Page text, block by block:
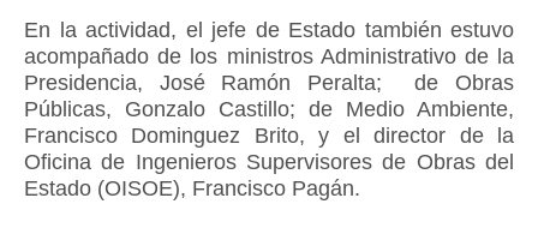
En la actividad, el jefe de Estado también estuvo
acompañado de los ministros Administrativo de la
Presidencia, José Ramón Peralta; de Obras
Públicas, Gonzalo Castillo; de Medio Ambiente,
Francisco Dominguez Brito, y el director de la
Oficina de Ingenieros Supervisores de Obras del
Estado (OISOE), Francisco Pagán.